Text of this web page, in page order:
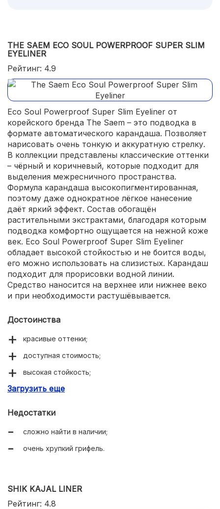
THE SAEM ECO SOUL POWERPROOF SUPER SLIM
EYELINER
Рейтинг: 4.9
Eco Soul Powerproof Super Slim Eyeliner от
корейского бренда The Saem – это подводка в
формате автоматического карандаша. Позволяет
нарисовать очень тонкую и аккуратную стрелку.
В коллекции представлены классические оттенки
– чёрный и коричневый, которые подходит для
выделения межресничного пространства.
Формула карандаша высокопигментированная,
поэтому даже однократное лёгкое нанесение
даёт яркий эффект. Состав обогащён
растительными экстрактами, благодаря которым
подводка комфортно ощущается на нежной коже
век. Eco Soul Powerproof Super Slim Eyeliner
обладает высокой стойкостью и не боится воды,
его можно использовать на слизистых. Карандаш
подходит для прорисовки водной линии.
Средство наносится на верхнее или нижнее веко
и при необходимости растушёвывается.
Достоинства
красивые оттенки;
доступная стоимость;
высокая стойкость;
комфортная текстура;
Загрузить еще
Недостатки
сложно найти в наличии;
очень хрупкий грифель.
SHIK KAJAL LINER
Рейтинг: 4.8